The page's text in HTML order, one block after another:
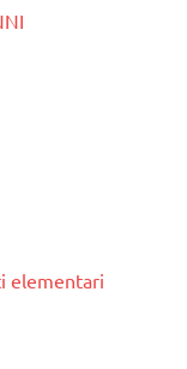
elementari